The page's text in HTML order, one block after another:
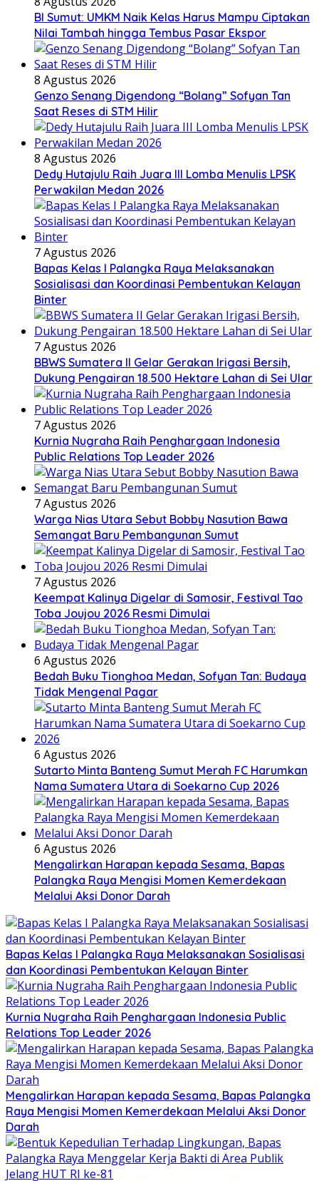
BI Sumut: UMKM Naik Kelas Harus Mampu Ciptakan
Nilai Tambah hingga Tembus Pasar Ekspor
8 Agustus 2026
Genzo Senang Digendong “Bolang” Sofyan Tan
Saat Reses di STM Hilir
8 Agustus 2026
Dedy Hutajulu Raih Juara III Lomba Menulis LPSK
Perwakilan Medan 2026
7 Agustus 2026
Bapas Kelas I Palangka Raya Melaksanakan
Sosialisasi dan Koordinasi Pembentukan Kelayan
Binter
7 Agustus 2026
BBWS Sumatera II Gelar Gerakan Irigasi Bersih,
Dukung Pengairan 18.500 Hektare Lahan di Sei Ular
7 Agustus 2026
Kurnia Nugraha Raih Penghargaan Indonesia
Public Relations Top Leader 2026
7 Agustus 2026
Warga Nias Utara Sebut Bobby Nasution Bawa
Semangat Baru Pembangunan Sumut
7 Agustus 2026
Keempat Kalinya Digelar di Samosir, Festival Tao
Toba Joujou 2026 Resmi Dimulai
6 Agustus 2026
Bedah Buku Tionghoa Medan, Sofyan Tan: Budaya
Tidak Mengenal Pagar
6 Agustus 2026
Sutarto Minta Banteng Sumut Merah FC Harumkan
Nama Sumatera Utara di Soekarno Cup 2026
6 Agustus 2026
Mengalirkan Harapan kepada Sesama, Bapas
Palangka Raya Mengisi Momen Kemerdekaan
Melalui Aksi Donor Darah
Bapas Kelas I Palangka Raya Melaksanakan Sosialisasi
dan Koordinasi Pembentukan Kelayan Binter
Kurnia Nugraha Raih Penghargaan Indonesia Public
Relations Top Leader 2026
Mengalirkan Harapan kepada Sesama, Bapas Palangka
Raya Mengisi Momen Kemerdekaan Melalui Aksi Donor
Darah